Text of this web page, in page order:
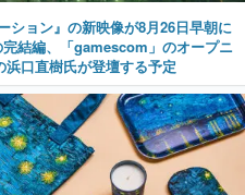
ション』の新映像が8月26日早朝に
結編、「gamescom」のオープニ
口直樹氏が登壇する予定